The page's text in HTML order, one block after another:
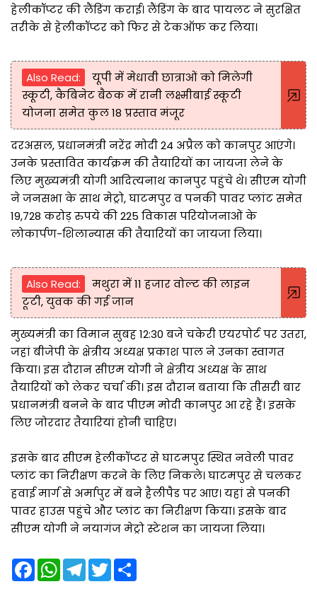
हेलीकॉप्टर की लैंडिंग कराई। लैंडिंग के बाद पायलट ने सुरक्षित
तरीके से हेलीकॉप्टर को फिर से टेकऑफ कर लिया।
Also Read:
यूपी में मेधावी छात्राओं को मिलेगी
स्कूटी, कैबिनेट बैठक में रानी लक्ष्मीबाई स्कूटी
योजना समेत कुल 18 प्रस्ताव मंजूर
दरअसल, प्रधानमंत्री नरेंद्र मोदी 24 अप्रैल को कानपुर आएंगे।
उनके प्रस्तावित कार्यक्रम की तैयारियों का जायजा लेने के
लिए मुख्यमंत्री योगी आदित्यनाथ कानपुर पहुंचे थे। सीएम योगी
ने जनसभा के साथ मेट्रो, घाटमपुर व पनकी पावर प्लांट समेत
19,728 करोड़ रुपये की 225 विकास परियोजनाओं के
लोकार्पण-शिलान्यास की तैयारियों का जायजा लिया।
Also Read:
मथुरा में 11 हजार वोल्ट की लाइन
टूटी, युवक की गई जान
मुख्यमंत्री का विमान सुबह 12:30 बजे चकेरी एयरपोर्ट पर उतरा,
जहां बीजेपी के क्षेत्रीय अध्यक्ष प्रकाश पाल ने उनका स्वागत
किया। इस दौरान सीएम योगी ने क्षेत्रीय अध्यक्ष के साथ
तैयारियों को लेकर चर्चा की। इस दौरान बताया कि तीसरी बार
प्रधानमंत्री बनने के बाद पीएम मोदी कानपुर आ रहे हैं। इसके
लिए जोरदार तैयारियां होनी चाहिए।
इसके बाद सीएम हेलीकॉप्टर से घाटमपुर स्थित नवेली पावर
प्लांट का निरीक्षण करने के लिए निकले। घाटमपुर से चलकर
हवाई मार्ग से अर्मापुर में बने हैलीपैड पर आए। यहां से पनकी
पावर हाउस पहुंचे और प्लांट का निरीक्षण किया। इसके बाद
सीएम योगी ने नयागंज मेट्रो स्टेशन का जायजा लिया।
F
a
W
T
e
T
w